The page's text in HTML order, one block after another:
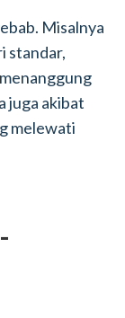
Misalnya
standar,
juga akibat
melewati